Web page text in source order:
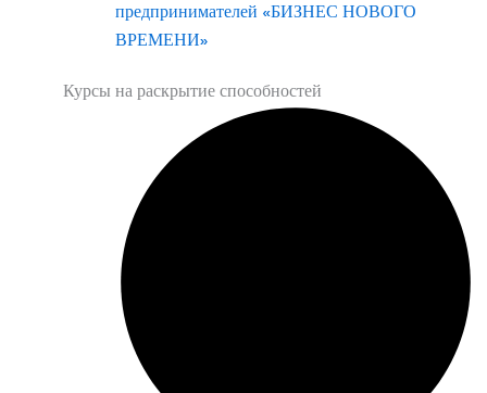
предпринимателей «БИЗНЕС НОВОГО
ВРЕМЕНИ»
Курсы на раскрытие способностей